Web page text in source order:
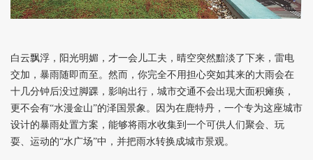
白云飘浮，阳光明媚，才一会儿工夫，晴空突然黯淡了下来，雷电
交加，暴雨随即而至。然而，你完全不用担心突如其来的大雨会在
十几分钟后没过脚踝，影响出行，城市交通不会出现大面积瘫痪，
更不会有“水漫金山”的泽国景象。因为在鹿特丹，一个专为这座城市
设计的暴雨处置方案，能够将雨水收集到一个可供人们聚会、玩
耍、运动的“水广场”中，并把雨水转换成城市景观。